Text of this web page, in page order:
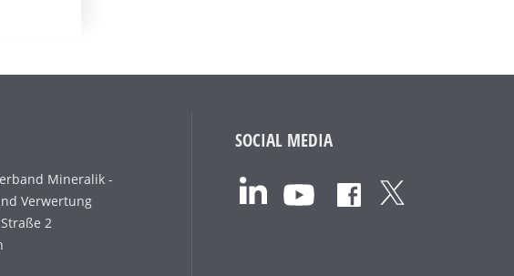
Mineralik -
Verwertung
2
SOCIAL MEDIA